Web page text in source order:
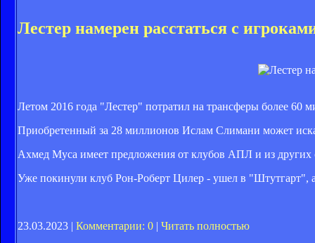
Лестер намерен расстаться с
Летом 2016 года "Лестер" потратил на трансферы более 60
Приобретенный за 28 миллионов Ислам Слимани может
Ахмед Муса имеет предложения от клубов АПЛ и из
Уже покинули клуб Рон-Роберт Цилер - ушел в "Штутгарт",
23.03.2023 | Комментарии: 0 Читать полностью